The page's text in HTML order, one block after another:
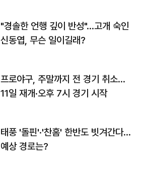
"경솔한 언행 깊이 반성"…고개 숙인
신동엽, 무슨 일이길래?
프로야구, 주말까지 전 경기 취소…
11일 재개·오후 7시 경기 시작
태풍 '돌핀'·'찬홈' 한반도 빗겨간다…
예상 경로는?